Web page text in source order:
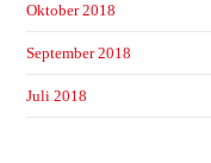
Oktober 2018
September 2018
Juli 2018